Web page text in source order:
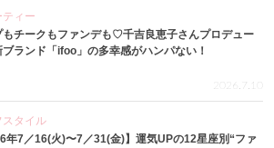
ティー
もチークもファンデも♡千吉良恵子さんプロデュー
ブランド「ifoo」の多幸感がハンパない！
2026.7.10
スタイル
年7／16(火)〜7／31(金)】運気UPの12星座別“ファ